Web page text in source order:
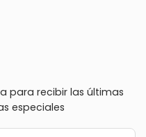
para recibir las últimas
especiales